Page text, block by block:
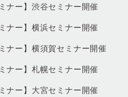
ミナー】渋谷セミナー開催
ミナー】横浜セミナー開催
ミナー】横須賀セミナー開催
ミナー】札幌セミナー開催
ミナー】大宮セミナー開催